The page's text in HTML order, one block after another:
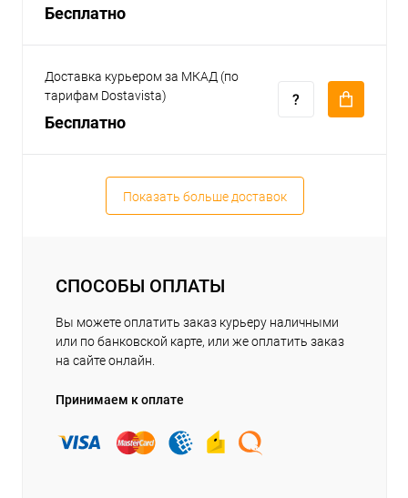
Бесплатно
Доставка курьером за МКАД (по
тарифам Dostavista)
Бесплатно
Показать больше доставок
СПОСОБЫ ОПЛАТЫ
Вы можете оплатить заказ курьеру наличными
или по банковской карте, или же оплатить заказ
на сайте онлайн.
Принимаем к оплате